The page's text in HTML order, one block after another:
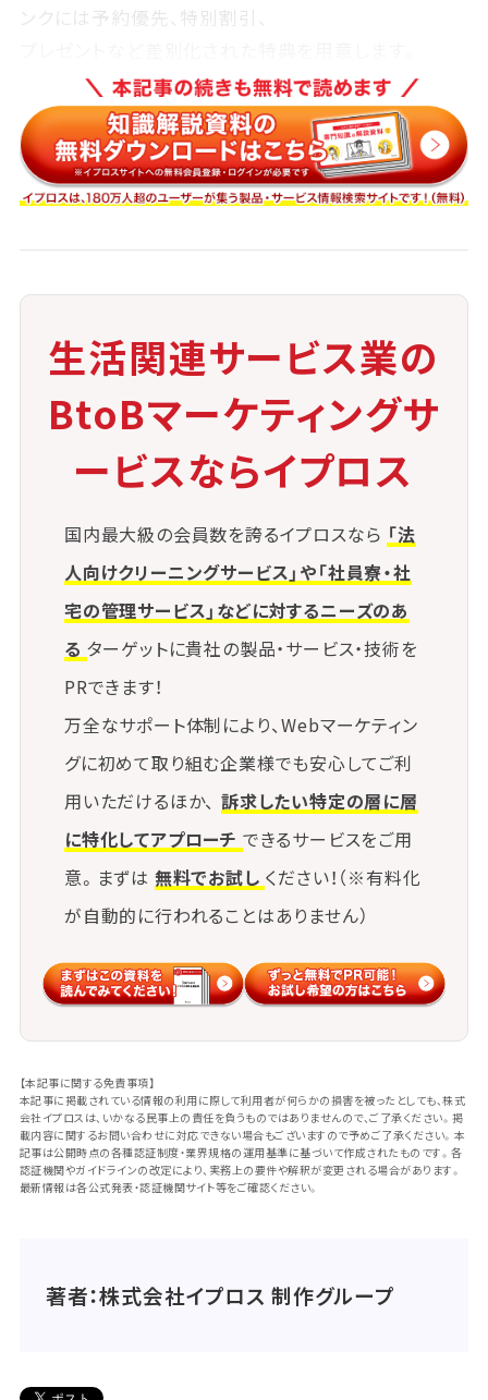
ンクには予約優先、特別割引、
③ 誕生日・記念日などのパーソナル特
典
「自分のことを覚えてくれている」と感じさせる特典を
提供することで、
顧客の心理的距離を縮めることができます。
④ スマホアプリやLINE連携での利便
性向上
ポイントの確認、特典利用、予約などをスマホで完結で
きる仕組みを整えることで、
ユーザー体験を向上させます。
⑤ 口コミ促進型の紹介制度
既存顧客が新規顧客を紹介した場合に双方に特典を
与える仕組みを作り、
生活関連サービス業の
BtoBマーケティングサ
ービスならイプロス
国内最大級の会員数を誇るイプロスなら 「法
人向けクリーニングサービス」や「社員寮・社
宅の管理サービス」などに対するニーズのあ
る ターゲットに貴社の製品・サービス・技術を
PRできます！
万全なサポート体制により、Webマーケティン
グに初めて取り組む企業様でも安心してご利
用いただけるほか、 訴求したい特定の層に層
に特化してアプローチ できるサービスをご用
意。まずは 無料でお試し ください！（※有料化
が自動的に行われることはありません）
【本記事に関する免責事項】
本記事に掲載されている情報の利用に際して利用者が何らかの損害を被ったとしても、株式
会社イプロスは、いかなる民事上の責任を負うものではありませんので、ご了承ください。掲
載内容に関するお問い合わせに対応できない場合もございますので予めご了承ください。本
記事は公開時点の各種認証制度・業界規格の運用基準に基づいて作成されたものです。各
認証機関やガイドラインの改定により、実務上の要件や解釈が変更される場合があります。
最新情報は各公式発表・認証機関サイト等をご確認ください。
著者：株式会社イプロス 制作グループ